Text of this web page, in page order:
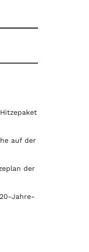
auf der
der
Jahre-